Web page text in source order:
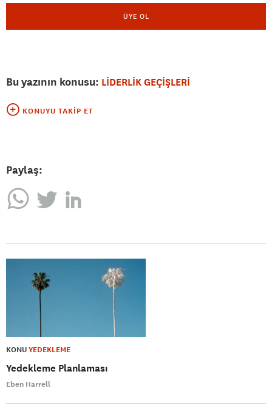
ÜYE OL
Bu yazının konusu: LİDERLİK GEÇİŞLERİ
KONUYU TAKIP ET
Paylaş:
KONUYEDEKLEME
Yedekleme Planlaması
Eben Harrell